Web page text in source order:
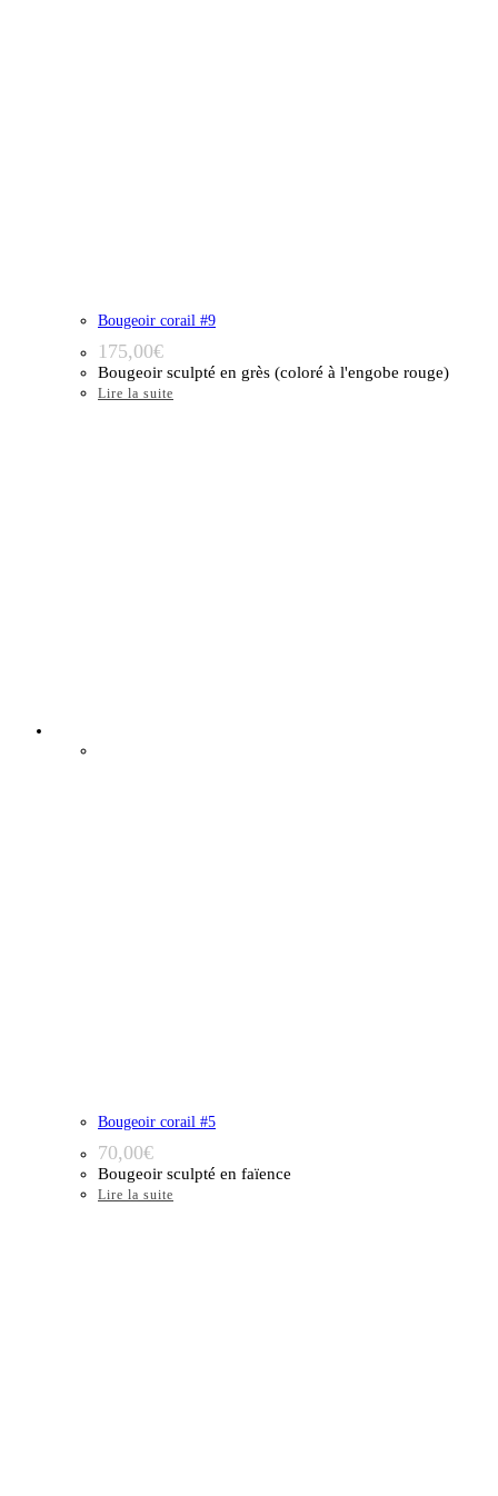
Bougeoir corail #9
175,00€
Bougeoir sculpté en grès (coloré à l'engobe rouge)
Lire la suite
Bougeoir corail #5
70,00€
Bougeoir sculpté en faïence
Lire la suite